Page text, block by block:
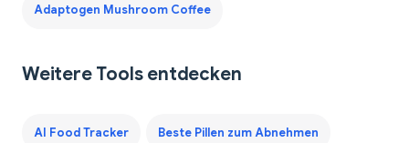
Adaptogen Mushroom Coffee
Weitere Tools entdecken
AI Food Tracker Beste Pillen zum Abnehmen